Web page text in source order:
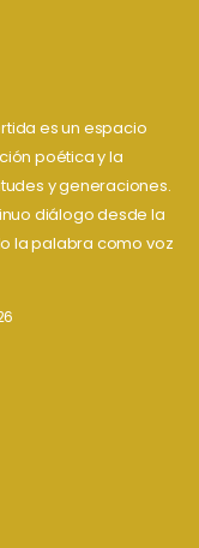
es un espacio
poética y la
y generaciones.
diálogo desde la
la palabra como voz